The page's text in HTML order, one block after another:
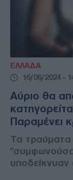
ΕΛΛΑΔΑ
16/06/2024 -
Αύριο θα
Παραμένει
Τα τραύματα
υποδείκνυαν